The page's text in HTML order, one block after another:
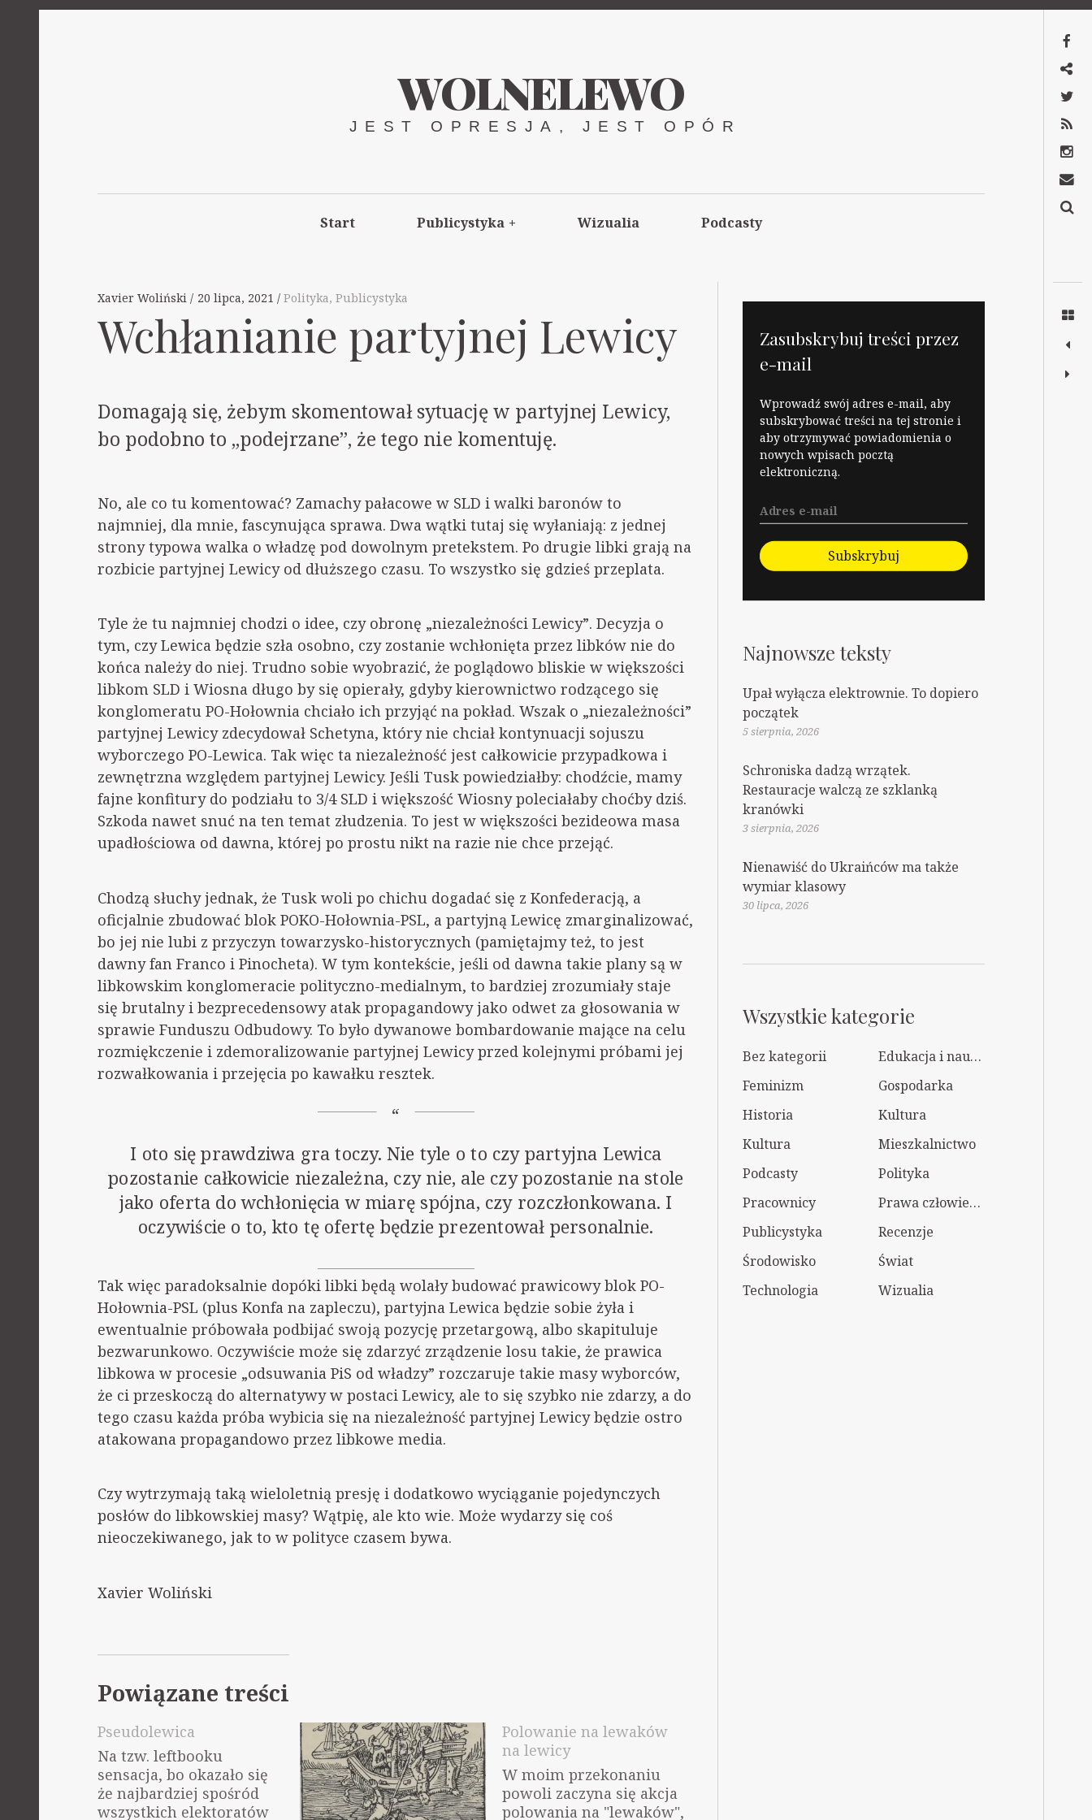
WOLNELEWO
JEST OPRESJA, JEST OPÓR
Start Publicystyka + Wizualia Podcasty
Xavier Woliński 20 lipca, 2021 Polityka, Publicystyka
Wchłanianie partyjnej Lewicy
Domagają się, żebym skomentował sytuację w partyjnej Lewicy,
bo podobno to „podejrzane”, że tego nie komentuję.
No, ale co tu komentować? Zamachy pałacowe w SLD i walki baronów to
najmniej, dla mnie, fascynująca sprawa. Dwa wątki tutaj się wyłaniają: z jednej
strony typowa walka o władzę pod dowolnym pretekstem. Po drugie libki grają na
rozbicie partyjnej Lewicy od dłuższego czasu. To wszystko się gdzieś przeplata.
Tyle że tu najmniej chodzi o idee, czy obronę „niezależności Lewicy”. Decyzja o
tym, czy Lewica będzie szła osobno, czy zostanie wchłonięta przez libków nie do
końca należy do niej. Trudno sobie wyobrazić, że poglądowo bliskie w większości
libkom SLD i Wiosna długo by się opierały, gdyby kierownictwo rodzącego się
konglomeratu PO-Hołownia chciało ich przyjąć na pokład. Wszak o „niezależności”
partyjnej Lewicy zdecydował Schetyna, który nie chciał kontynuacji sojuszu
wyborczego PO-Lewica. Tak więc ta niezależność jest całkowicie przypadkowa i
zewnętrzna względem partyjnej Lewicy. Jeśli Tusk powiedziałby: chodźcie, mamy
fajne konfitury do podziału to 3/4 SLD i większość Wiosny poleciałaby choćby dziś.
Szkoda nawet snuć na ten temat złudzenia. To jest w większości bezideowa masa
upadłościowa od dawna, której po prostu nikt na razie nie chce przejąć.
Chodzą słuchy jednak, że Tusk woli po chichu dogadać się z Konfederacją, a
oficjalnie zbudować blok POKO-Hołownia-PSL, a partyjną Lewicę zmarginalizować,
bo jej nie lubi z przyczyn towarzysko-historycznych (pamiętajmy też, to jest
dawny fan Franco i Pinocheta). W tym kontekście, jeśli od dawna takie plany są w
libkowskim konglomeracie polityczno-medialnym, to bardziej zrozumiały staje
się brutalny i bezprecedensowy atak propagandowy jako odwet za głosowania w
sprawie Funduszu Odbudowy. To było dywanowe bombardowanie mające na celu
rozmiękczenie i zdemoralizowanie partyjnej Lewicy przed kolejnymi próbami jej
rozwałkowania i przejęcia po kawałku resztek.
I oto się prawdziwa gra toczy. Nie tyle o to czy partyjna Lewica
pozostanie całkowicie niezależna, czy nie, ale czy pozostanie na stole
jako oferta do wchłonięcia w miarę spójna, czy rozczłonkowana. I
oczywiście o to, kto tę ofertę będzie prezentował personalnie.
Tak więc paradoksalnie dopóki libki będą wolały budować prawicowy blok PO-
Hołownia-PSL (plus Konfa na zapleczu), partyjna Lewica będzie sobie żyła i
ewentualnie próbowała podbijać swoją pozycję przetargową, albo skapituluje
bezwarunkowo. Oczywiście może się zdarzyć zrządzenie losu takie, że prawica
libkowa w procesie „odsuwania PiS od władzy” rozczaruje takie masy wyborców,
że ci przeskoczą do alternatywy w postaci Lewicy, ale to się szybko nie zdarzy, a do
tego czasu każda próba wybicia się na niezależność partyjnej Lewicy będzie ostro
atakowana propagandowo przez libkowe media.
Czy wytrzymają taką wieloletnią presję i dodatkowo wyciąganie pojedynczych
posłów do libkowskiej masy? Wątpię, ale kto wie. Może wydarzy się coś
nieoczekiwanego, jak to w polityce czasem bywa.
Xavier Woliński
Powiązane treści
Pseudolewica
Na tzw. leftbooku
sensacja, bo okazało się
że najbardziej spośród
wszystkich elektoratów
Polowanie na lewaków
na lewicy
W moim przekonaniu
powoli zaczyna się akcja
polowania na "lewaków",
Zasubskrybuj treści przez
e-mail
Wprowadź swój adres e-mail, aby
subskrybować treści na tej stronie i
aby otrzymywać powiadomienia o
nowych wpisach pocztą
elektroniczną.
Subskrybuj
Najnowsze teksty
Upał wyłącza elektrownie. To dopiero
początek
5 sierpnia, 2026
Schroniska dadzą wrzątek.
Restauracje walczą ze szklanką
kranówki
3 sierpnia, 2026
Nienawiść do Ukraińców ma także
wymiar klasowy
30 lipca, 2026
Wszystkie kategorie
Bez kategorii
Edukacja i nauka
Feminizm
Gospodarka
Historia
Kultura
Kultura
Mieszkalnictwo
Podcasty
Polityka
Pracownicy
Prawa człowieka
Publicystyka
Recenzje
Środowisko
Świat
Technologia
Wizualia